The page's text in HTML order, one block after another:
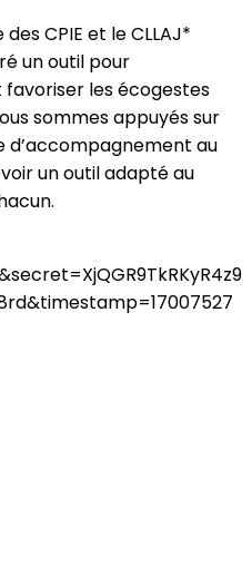
CPIE et le CLLAJ*
un outil pour
les écogestes
sommes appuyés sur
au
un outil adapté au